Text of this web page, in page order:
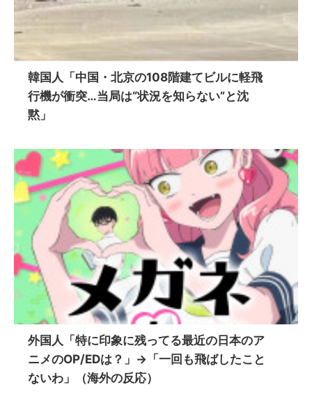
韓国人「中国・北京の108階建てビルに軽飛
行機が衝突…当局は“状況を知らない”と沈
黙」
外国人「特に印象に残ってる最近の日本のア
ニメのOP/EDは？」→「一回も飛ばしたこと
ないわ」（海外の反応）